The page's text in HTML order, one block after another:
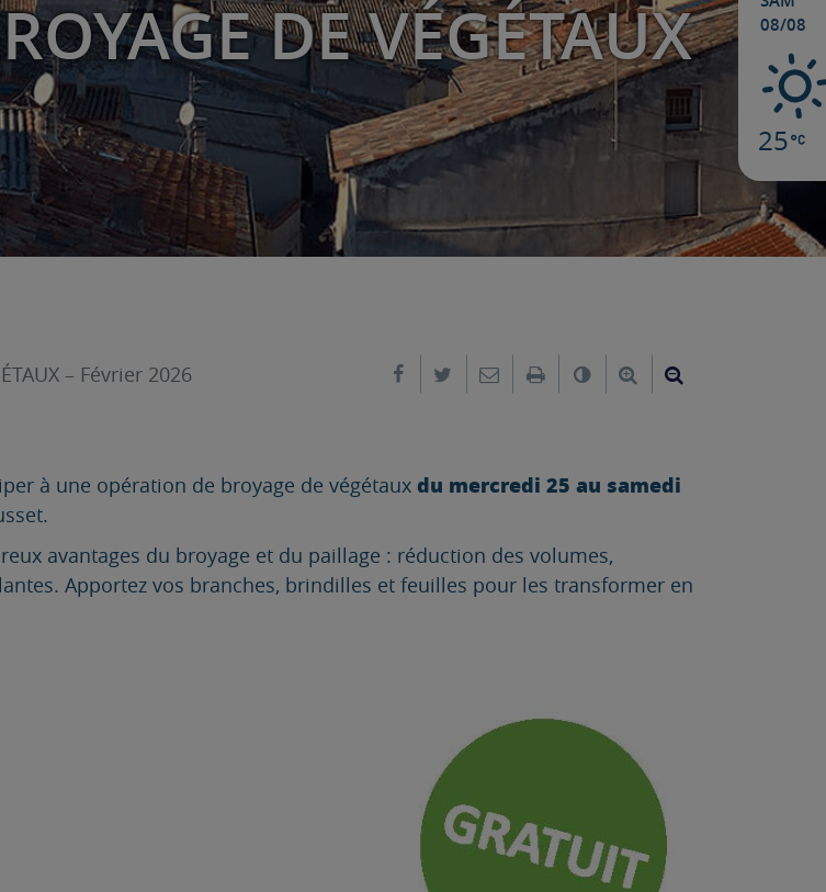
08/08
25
DE VÉGÉTAUX
– Février 2026 Partager sur Facebook
Partager sur Twitter
Envoyer par e-mail
ImprimerChanger le contraste
Agrandir le texte
à une opération de broyage de végétaux du mercredi 25 au samedi
avantages du broyage et du paillage : réduction des volumes,
Apportez vos branches, brindilles et feuilles pour les transformer en